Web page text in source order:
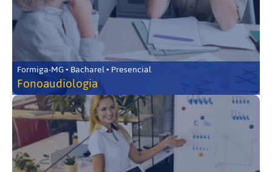
Formiga-MG • Bacharel • Presencial
Fonoaudiologia